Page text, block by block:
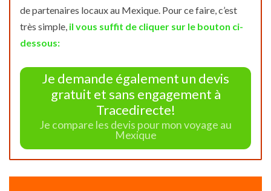
de partenaires locaux au Mexique. Pour ce faire, c’est
très simple, il vous suffit de cliquer sur le bouton ci-
dessous:
Je demande également un devis
gratuit et sans engagement à
Tracedirecte!
Je compare les devis pour mon voyage au
Mexique